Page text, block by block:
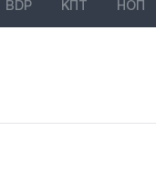
BDP КПТ НОП